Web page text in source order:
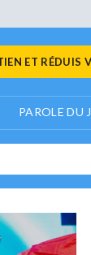
ET RÉDUIS
PAROLE DU